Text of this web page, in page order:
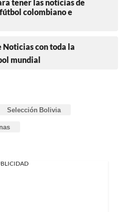
tener las noticias de
colombiano e
Noticias con toda la
mundial
Selección Bolivia